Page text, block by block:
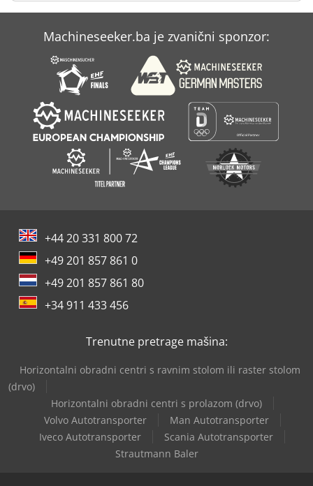
Case Ih 9330
Case Ih 9370
Case Ih Mx 230
Machineseeker.ba je zvanični sponzor:
+44 20 331 800 72
+49 201 857 861 0
+49 201 857 861 80
+34 911 433 456
Trenutne pretrage mašina:
Horizontalni obradni centri s ravnim stolom ili raster stolom
(drvo)
Horizontalni obradni centri s prolazom (drvo)
Volvo Autotransporter
Man Autotransporter
Iveco Autotransporter
Scania Autotransporter
Strautmann Baler